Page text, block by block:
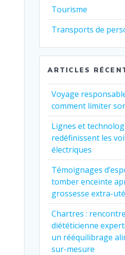
Tourisme
Transports de
ARTICLES
Voyage
comment limiter
Lignes et
redéfinissent les
électriques
Témoignages
tomber enceinte
grossesse extra-
Chartres :
diététicienne
un rééquilibrage
sur-mesure